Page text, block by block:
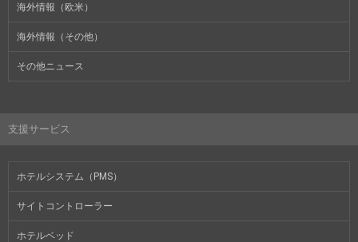
海外情報（欧米）
海外情報（その他）
その他ニュース
支援サービス
ホテルシステム（PMS）
サイトコントローラー
ホテルベッド